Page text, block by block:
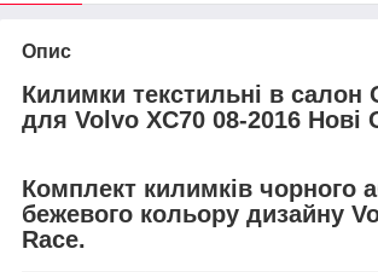
Опис
Килимки текстильні в салон
для Volvo XC70 08-2016 Нові
Комплект килимків чорного
бежевого кольору дизайну
Race.